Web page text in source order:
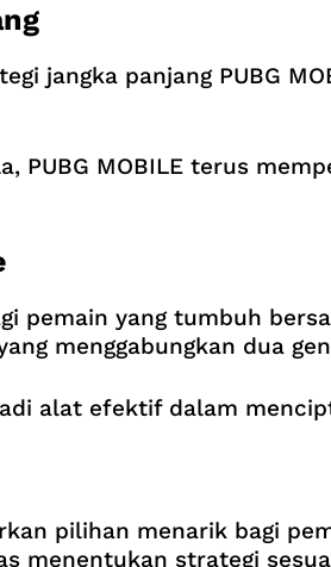
jangka panjang PUBG
PUBG MOBILE terus
pemain yang tumbuh
menggabungkan dua
alat efektif dalam
pilihan menarik bagi
menentukan strategi